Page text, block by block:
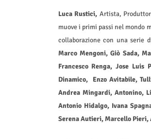
Luca Rustici, Artista,
muove i primi passi nel mondo
collaborazione con una serie
Marco Mengoni, Giò Sada,
Francesco Renga, Jose Luis
Dinamico, Enzo Avitabile,
Andrea Mingardi, Antonino,
Antonio Hidalgo, Ivana
Serena Autieri, Marcello Pieri,